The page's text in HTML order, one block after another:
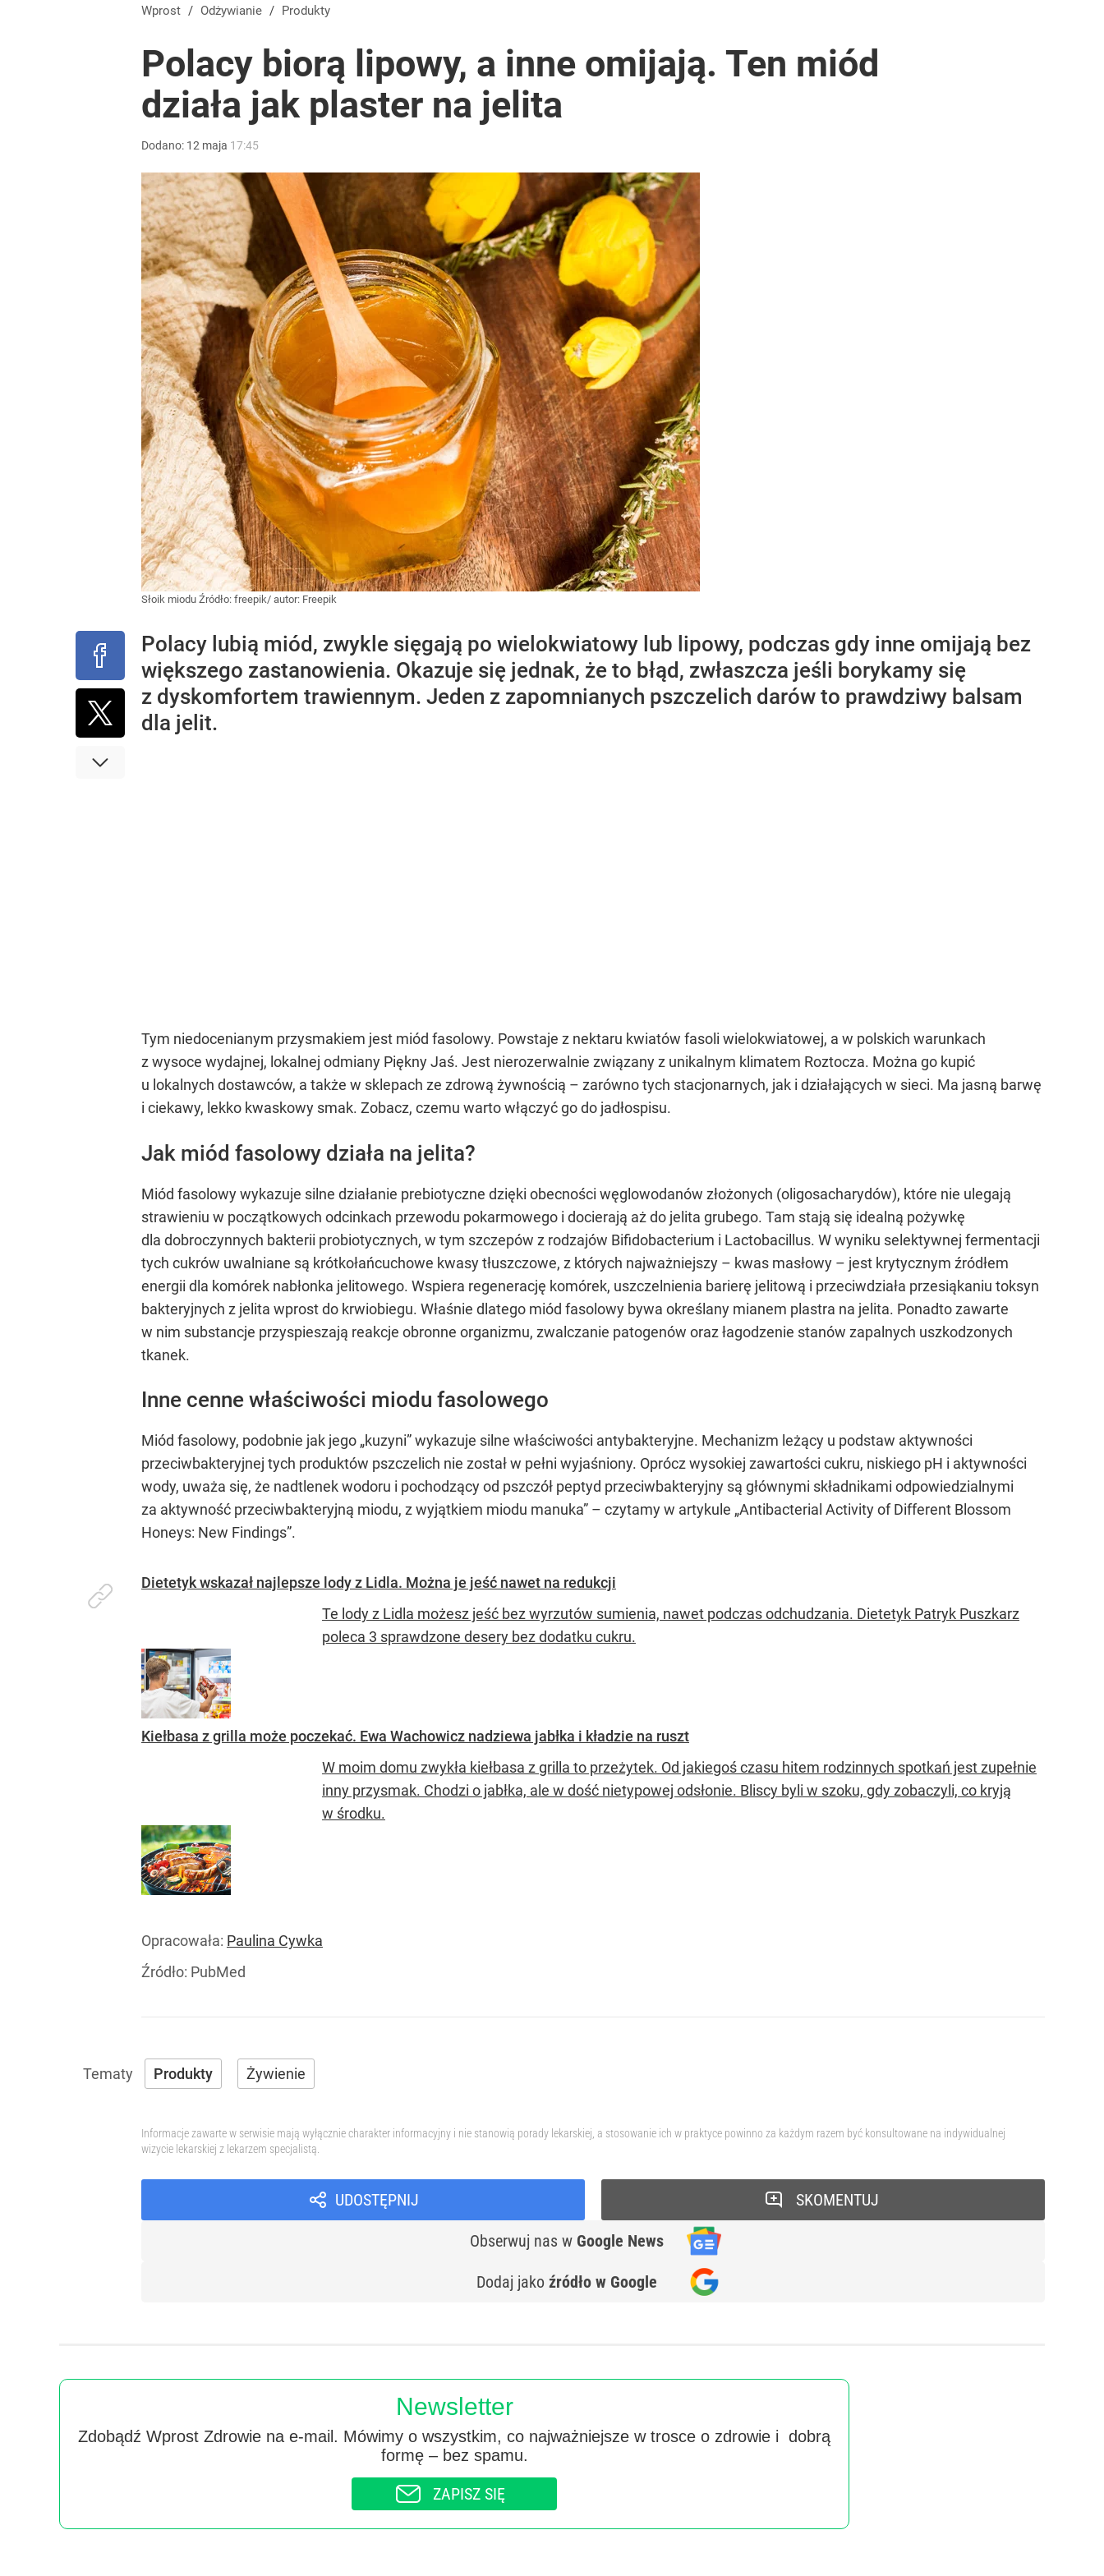
Wprost / Odżywianie / Produkty
Polacy biorą lipowy, a inne omijają. Ten miód
działa jak plaster na jelita
Dodano: 12 maja 17:45
Słoik miodu Źródło: freepik/ autor: Freepik
Polacy lubią miód, zwykle sięgają po wielokwiatowy lub lipowy, podczas gdy inne omijają bez
większego zastanowienia. Okazuje się jednak, że to błąd, zwłaszcza jeśli borykamy się
z dyskomfortem trawiennym. Jeden z zapomnianych pszczelich darów to prawdziwy balsam
dla jelit.
Tym niedocenianym przysmakiem jest miód fasolowy. Powstaje z nektaru kwiatów fasoli wielokwiatowej, a w polskich warunkach
z wysoce wydajnej, lokalnej odmiany Piękny Jaś. Jest nierozerwalnie związany z unikalnym klimatem Roztocza. Można go kupić
u lokalnych dostawców, a także w sklepach ze zdrową żywnością – zarówno tych stacjonarnych, jak i działających w sieci. Ma jasną barwę
i ciekawy, lekko kwaskowy smak. Zobacz, czemu warto włączyć go do jadłospisu.
Jak miód fasolowy działa na jelita?
Miód fasolowy wykazuje silne działanie prebiotyczne dzięki obecności węglowodanów złożonych (oligosacharydów), które nie ulegają
strawieniu w początkowych odcinkach przewodu pokarmowego i docierają aż do jelita grubego. Tam stają się idealną pożywkę
dla dobroczynnych bakterii probiotycznych, w tym szczepów z rodzajów Bifidobacterium i Lactobacillus. W wyniku selektywnej fermentacji
tych cukrów uwalniane są krótkołańcuchowe kwasy tłuszczowe, z których najważniejszy – kwas masłowy – jest krytycznym źródłem
energii dla komórek nabłonka jelitowego. Wspiera regenerację komórek, uszczelnienia barierę jelitową i przeciwdziała przesiąkaniu toksyn
bakteryjnych z jelita wprost do krwiobiegu. Właśnie dlatego miód fasolowy bywa określany mianem plastra na jelita. Ponadto zawarte
w nim substancje przyspieszają reakcje obronne organizmu, zwalczanie patogenów oraz łagodzenie stanów zapalnych uszkodzonych
tkanek.
Inne cenne właściwości miodu fasolowego
Miód fasolowy, podobnie jak jego „kuzyni” wykazuje silne właściwości antybakteryjne. Mechanizm leżący u podstaw aktywności
przeciwbakteryjnej tych produktów pszczelich nie został w pełni wyjaśniony. Oprócz wysokiej zawartości cukru, niskiego pH i aktywności
wody, uważa się, że nadtlenek wodoru i pochodzący od pszczół peptyd przeciwbakteryjny są głównymi składnikami odpowiedzialnymi
za aktywność przeciwbakteryjną miodu, z wyjątkiem miodu manuka” – czytamy w artykule „Antibacterial Activity of Different Blossom
Honeys: New Findings”.
Dietetyk wskazał najlepsze lody z Lidla. Można je jeść nawet na redukcji
Te lody z Lidla możesz jeść bez wyrzutów sumienia, nawet podczas odchudzania. Dietetyk Patryk Puszkarz
poleca 3 sprawdzone desery bez dodatku cukru.
Kiełbasa z grilla może poczekać. Ewa Wachowicz nadziewa jabłka i kładzie na ruszt
W moim domu zwykła kiełbasa z grilla to przeżytek. Od jakiegoś czasu hitem rodzinnych spotkań jest zupełnie
inny przysmak. Chodzi o jabłka, ale w dość nietypowej odsłonie. Bliscy byli w szoku, gdy zobaczyli, co kryją
w środku.
Opracowała: Paulina Cywka
Źródło: PubMed
Produkty Żywienie
Informacje zawarte w serwisie mają wyłącznie charakter informacyjny i nie stanowią porady lekarskiej, a stosowanie ich w praktyce powinno za każdym razem być konsultowane na indywidualnej
wizycie lekarskiej z lekarzem specjalistą.
UDOSTĘPNIJ
Obserwuj nas w Google News
Dodaj jako źródło w Google
SKOMENTUJ
Newsletter
Zdobądź Wprost Zdrowie na e-mail. Mówimy o wszystkim, co najważniejsze w trosce o zdrowie i dobrą
formę – bez spamu.
ZAPISZ SIĘ